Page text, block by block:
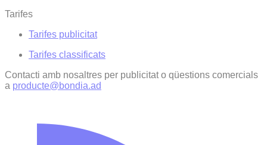
Tarifes
Tarifes publicitat
Tarifes classificats
Contacti amb nosaltres per publicitat o qüestions comercials
a producte@bondia.ad